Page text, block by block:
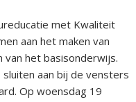
met Kwaliteit
aan het maken van
het basisonderwijs.
aan bij de vensters
Op woensdag 19